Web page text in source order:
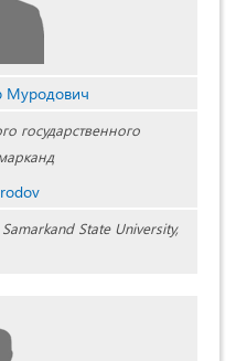
Муродович
государственного
State University,